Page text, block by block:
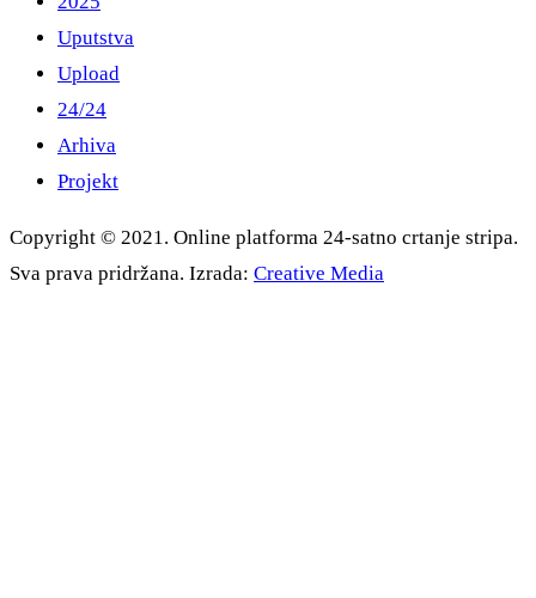
Uputstva
Upload
24/24
Arhiva
Projekt
Copyright © 2021. Online platforma 24-satno crtanje stripa.
Sva prava pridržana. Izrada: Creative Media